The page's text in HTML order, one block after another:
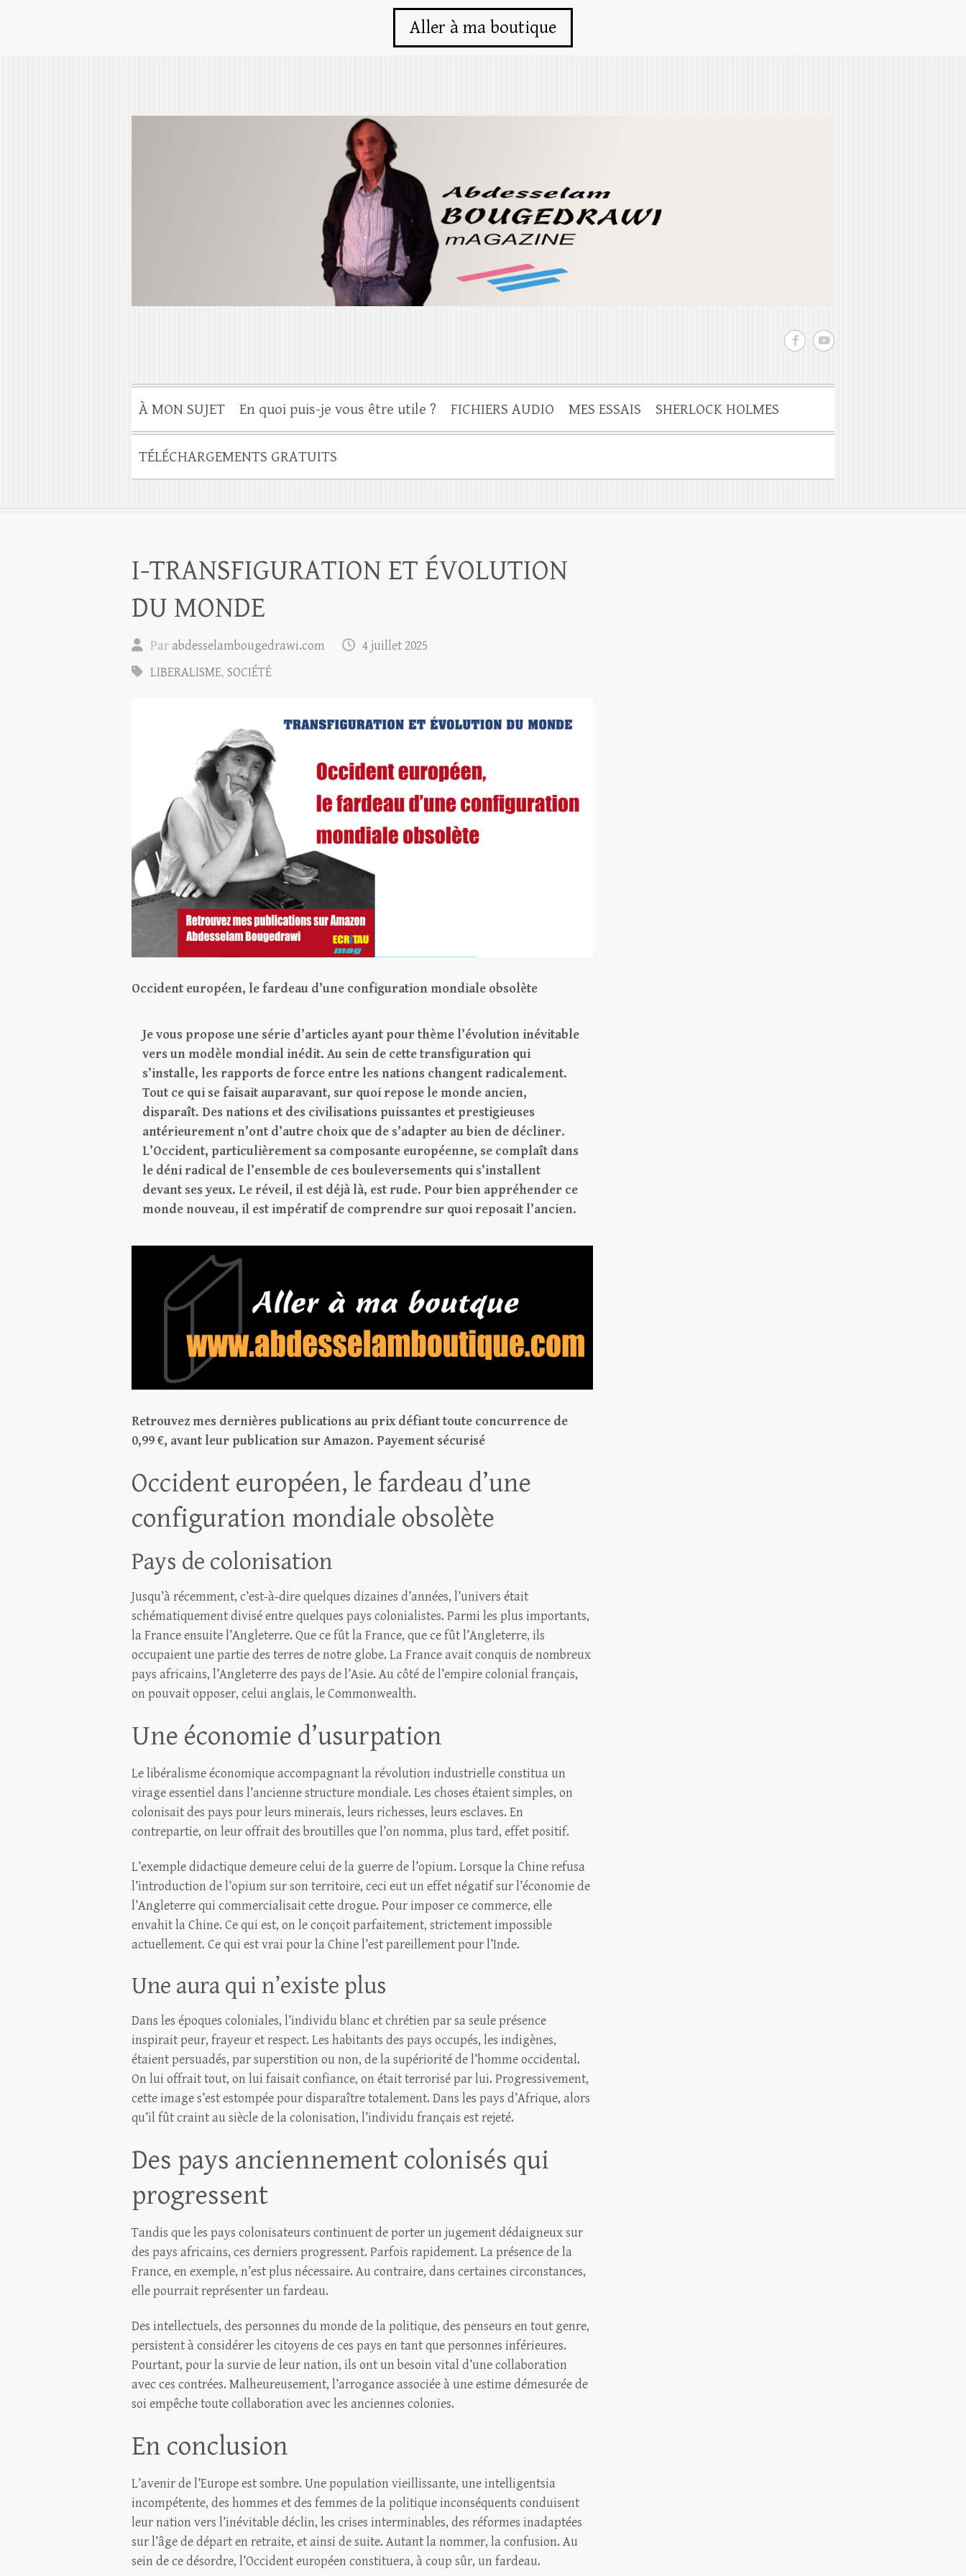
Aller à ma boutique
À MON SUJET En quoi puis-je vous être utile ? FICHIERS AUDIO MES ESSAIS SHERLOCK HOLMES
TÉLÉCHARGEMENTS GRATUITS
I-TRANSFIGURATION ET ÉVOLUTION
DU MONDE
Par abdesselambougedrawi.com
4 juillet 2025
LIBERALISME, SOCIÉTÉ
Occident européen, le fardeau d’une configuration mondiale obsolète
Je vous propose une série d’articles ayant pour thème l’évolution inévitable
vers un modèle mondial inédit. Au sein de cette transfiguration qui
s’installe, les rapports de force entre les nations changent radicalement.
Tout ce qui se faisait auparavant, sur quoi repose le monde ancien,
disparaît. Des nations et des civilisations puissantes et prestigieuses
antérieurement n’ont d’autre choix que de s’adapter au bien de décliner.
L’Occident, particulièrement sa composante européenne, se complaît dans
le déni radical de l’ensemble de ces bouleversements qui s’installent
devant ses yeux. Le réveil, il est déjà là, est rude. Pour bien appréhender ce
monde nouveau, il est impératif de comprendre sur quoi reposait l’ancien.
Retrouvez mes dernières publications au prix défiant toute concurrence de
0,99 €, avant leur publication sur Amazon. Payement sécurisé
Occident européen, le fardeau d’une
configuration mondiale obsolète
Pays de colonisation
Jusqu’à récemment, c’est-à-dire quelques dizaines d’années, l’univers était
schématiquement divisé entre quelques pays colonialistes. Parmi les plus importants,
la France ensuite l’Angleterre. Que ce fût la France, que ce fût l’Angleterre, ils
occupaient une partie des terres de notre globe. La France avait conquis de nombreux
pays africains, l’Angleterre des pays de l’Asie. Au côté de l’empire colonial français,
on pouvait opposer, celui anglais, le Commonwealth.
Une économie d’usurpation
Le libéralisme économique accompagnant la révolution industrielle constitua un
virage essentiel dans l’ancienne structure mondiale. Les choses étaient simples, on
colonisait des pays pour leurs minerais, leurs richesses, leurs esclaves. En
contrepartie, on leur offrait des broutilles que l’on nomma, plus tard, effet positif.
L’exemple didactique demeure celui de la guerre de l’opium. Lorsque la Chine refusa
l’introduction de l’opium sur son territoire, ceci eut un effet négatif sur l’économie de
l’Angleterre qui commercialisait cette drogue. Pour imposer ce commerce, elle
envahit la Chine. Ce qui est, on le conçoit parfaitement, strictement impossible
actuellement. Ce qui est vrai pour la Chine l’est pareillement pour l’Inde.
Une aura qui n’existe plus
Dans les époques coloniales, l’individu blanc et chrétien par sa seule présence
inspirait peur, frayeur et respect. Les habitants des pays occupés, les indigènes,
étaient persuadés, par superstition ou non, de la supériorité de l’homme occidental.
On lui offrait tout, on lui faisait confiance, on était terrorisé par lui. Progressivement,
cette image s’est estompée pour disparaître totalement. Dans les pays d’Afrique, alors
qu’il fût craint au siècle de la colonisation, l’individu français est rejeté.
Des pays anciennement colonisés qui
progressent
Tandis que les pays colonisateurs continuent de porter un jugement dédaigneux sur
des pays africains, ces derniers progressent. Parfois rapidement. La présence de la
France, en exemple, n’est plus nécessaire. Au contraire, dans certaines circonstances,
elle pourrait représenter un fardeau.
Des intellectuels, des personnes du monde de la politique, des penseurs en tout genre,
persistent à considérer les citoyens de ces pays en tant que personnes inférieures.
Pourtant, pour la survie de leur nation, ils ont un besoin vital d’une collaboration
avec ces contrées. Malheureusement, l’arrogance associée à une estime démesurée de
soi empêche toute collaboration avec les anciennes colonies.
En conclusion
L’avenir de l’Europe est sombre. Une population vieillissante, une intelligentsia
incompétente, des hommes et des femmes de la politique inconséquents conduisent
leur nation vers l’inévitable déclin, les crises interminables, des réformes inadaptées
sur l’âge de départ en retraite, et ainsi de suite. Autant la nommer, la confusion. Au
sein de ce désordre, l’Occident européen constituera, à coup sûr, un fardeau.